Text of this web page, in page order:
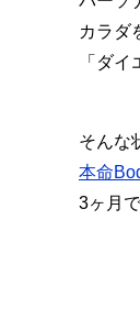
カラダ
「ダ
そんな
本命
3ヶ月